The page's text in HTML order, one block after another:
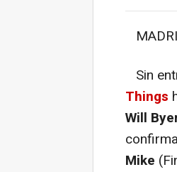
Sin
Things
Will
Mike